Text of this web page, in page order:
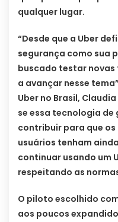
qualquer lugar.
“Desde que a Uber
segurança como sua
buscado testar novas
a avançar nesse
Uber no Brasil,
se essa tecnologia
contribuir para que
usuários tenham
continuar usando um
respeitando as
O piloto escolhido
aos poucos